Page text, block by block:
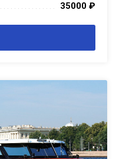
35000 ₽
. . . . . . . . . . . . . . . . . . . . . . . . . .